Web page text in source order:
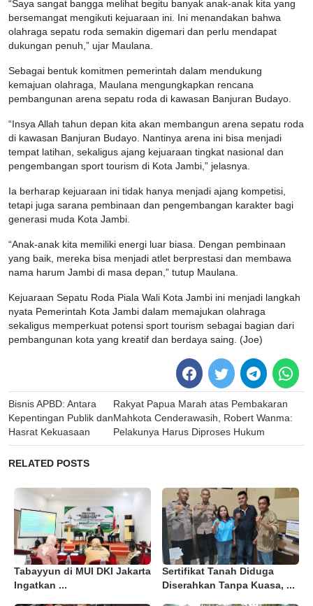
“Saya sangat bangga melihat begitu banyak anak-anak kita yang
bersemangat mengikuti kejuaraan ini. Ini menandakan bahwa
olahraga sepatu roda semakin digemari dan perlu mendapat
dukungan penuh,” ujar Maulana.
Sebagai bentuk komitmen pemerintah dalam mendukung
kemajuan olahraga, Maulana mengungkapkan rencana
pembangunan arena sepatu roda di kawasan Banjuran Budayo.
“Insya Allah tahun depan kita akan membangun arena sepatu roda
di kawasan Banjuran Budayo. Nantinya arena ini bisa menjadi
tempat latihan, sekaligus ajang kejuaraan tingkat nasional dan
pengembangan sport tourism di Kota Jambi,” jelasnya.
Ia berharap kejuaraan ini tidak hanya menjadi ajang kompetisi,
tetapi juga sarana pembinaan dan pengembangan karakter bagi
generasi muda Kota Jambi.
“Anak-anak kita memiliki energi luar biasa. Dengan pembinaan
yang baik, mereka bisa menjadi atlet berprestasi dan membawa
nama harum Jambi di masa depan,” tutup Maulana.
Kejuaraan Sepatu Roda Piala Wali Kota Jambi ini menjadi langkah
nyata Pemerintah Kota Jambi dalam memajukan olahraga
sekaligus memperkuat potensi sport tourism sebagai bagian dari
pembangunan kota yang kreatif dan berdaya saing. (Joe)
Post
navigation
Bisnis APBD: Antara
Kepentingan Publik dan
Hasrat Kekuasaan
Rakyat Papua Marah atas Pembakaran
Mahkota Cenderawasih, Robert Wanma:
Pelakunya Harus Diproses Hukum
RELATED POSTS
Tabayyun di MUI DKI Jakarta
Ingatkan ...
Sertifikat Tanah Diduga
Diserahkan Tanpa Kuasa, ...